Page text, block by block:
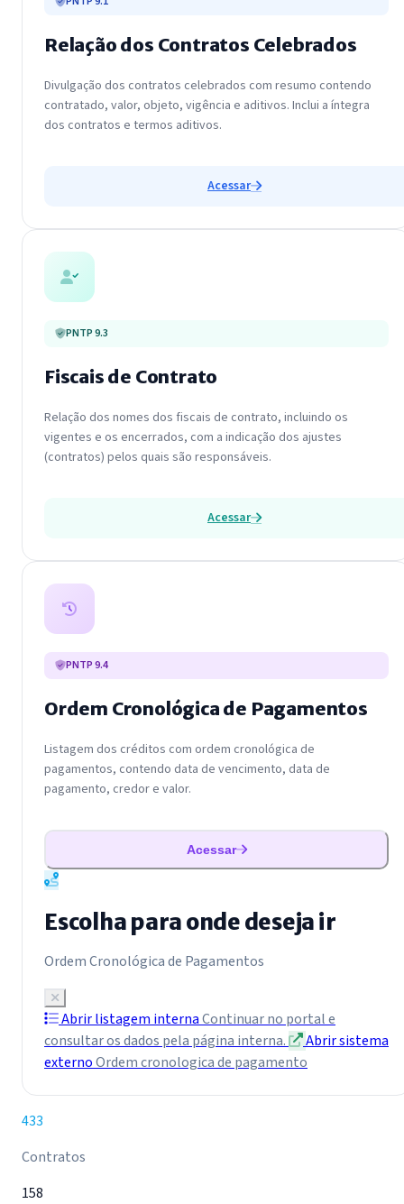
Relação dos Contratos Celebrados
Divulgação dos contratos celebrados com resumo contendo
contratado, valor, objeto, vigência e aditivos. Inclui a íntegra
dos contratos e termos aditivos.
Acessar
PNTP 9.3
Fiscais de Contrato
Relação dos nomes dos fiscais de contrato, incluindo os
vigentes e os encerrados, com a indicação dos ajustes
(contratos) pelos quais são responsáveis.
Acessar
PNTP 9.4
Ordem Cronológica de Pagamentos
Listagem dos créditos com ordem cronológica de
pagamentos, contendo data de vencimento, data de
pagamento, credor e valor.
Acessar
Escolha para onde deseja ir
Ordem Cronológica de Pagamentos
Abrir listagem internaContinuar no portal e
consultar os dados pela página interna.
Abrir sistema
externoOrdem cronologica de pagamento
433
Contratos
158